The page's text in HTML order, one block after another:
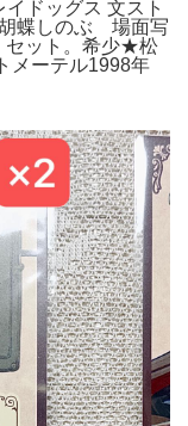
ドッグス 文スト
蝶しのぶ 場面写
セット。希少★松
メーテル1998年